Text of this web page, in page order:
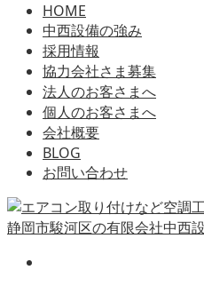
HOME
中西設備の強み
採用情報
協力会社さま募集
法人のお客さまへ
個人のお客さまへ
会社概要
BLOG
お問い合わせ